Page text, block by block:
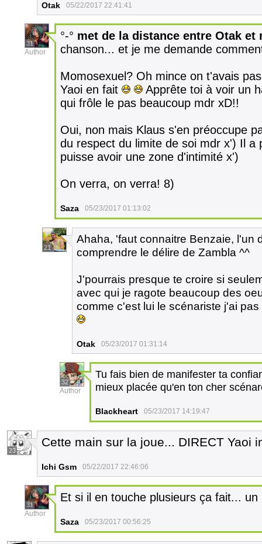
Otak 05/22/2017 22:41:41
31
Author
°-° met de la distance entre Otak et
chanson... et je me demande
Momosexuel? Oh mince on t'avais
Yaoi en fait
Apprête toi à voir un
qui frôle le pas beaucoup mdr xD!!
Oui, non mais Klaus s'en préoccupe
du respect du limite de soi mdr x') Il a
puisse avoir une zone d'intimité x')
On verra, on verra! 8)
Saza 05/23/2017 01:13:02
21
Ahaha, 'faut connaitre Benzaie, l'un
comprendre le délire de Zambla ^^
J'pourrais presque te croire si
avec qui je ragote beaucoup des
comme c'est lui le scénariste j'ai
Otak 05/23/2017 01:31:14
32
Author
Tu fais bien de manifester ta
mieux placée qu'en ton cher
Blackheart 05/23/2017 14:19:47
23
Cette main sur la joue... DIRECT Yaoi
Ichi Gsm 05/22/2017 22:46:06
31
Author
Et si il en touche plusieurs ça fait... un
Saza 05/23/2017 00:56:25